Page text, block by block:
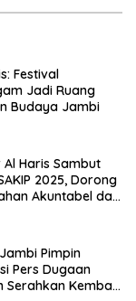
Festival
Jadi Ruang
Budaya Jambi
Al Haris Sambut
2025, Dorong
Akuntabel dan
Pimpin
Pers Dugaan
Serahkan Kembali